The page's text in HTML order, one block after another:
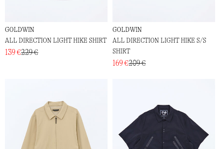
GOLDWIN
ALL DIRECTION LIGHT HIKE SHIRT
139 €229 €
GOLDWIN
ALL DIRECTION LIGHT HIKE S/S
SHIRT
169 €209 €